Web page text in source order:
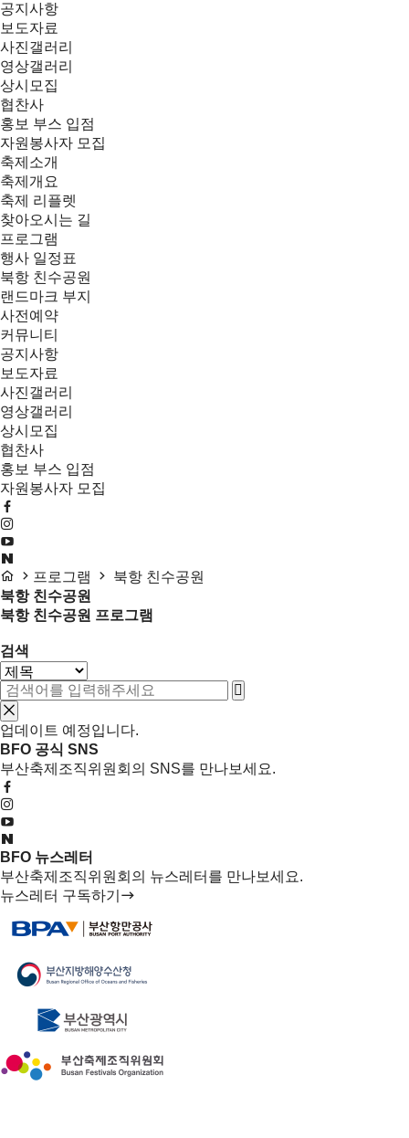
공지사항
보도자료
사진갤러리
영상갤러리
상시모집
협찬사
홍보 부스 입점
자원봉사자 모집
축제소개
축제개요
축제 리플렛
찾아오시는 길
프로그램
행사 일정표
북항 친수공원
랜드마크 부지
사전예약
커뮤니티
공지사항
보도자료
사진갤러리
영상갤러리
상시모집
협찬사
홍보 부스 입점
자원봉사자 모집
프로그램
북항 친수공원
북항 친수공원
북항 친수공원 프로그램
검색
업데이트 예정입니다.
BFO 공식 SNS
부산축제조직위원회의 SNS를 만나보세요.
BFO 뉴스레터
부산축제조직위원회의 뉴스레터를 만나보세요.
뉴스레터 구독하기